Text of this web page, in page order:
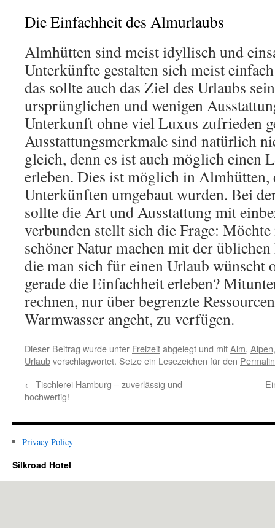
Die Einfachheit des Almurlaubs
Almhütten sind meist idyllisch und
Unterkünfte gestalten sich meist
das sollte auch das Ziel des Urlaubs
ursprünglichen und wenigen
Unterkunft ohne viel Luxus zufrieden
Ausstattungsmerkmale sind natürlich
gleich, denn es ist auch möglich einen
erleben. Dies ist möglich in
Unterkünften umgebaut wurden. Bei
sollte die Art und Ausstattung mit
verbunden stellt sich die Frage:
schöner Natur machen mit der
die man sich für einen Urlaub wünscht
gerade die Einfachheit erleben?
rechnen, nur über begrenzte
Warmwasser angeht, zu verfügen.
Dieser Beitrag wurde unter Freizeitabgelegt und mitAlm, Alpen
Urlaubverschlagwortet. Setze ein Lesezeichen für den
← Tischlerei Hamburg – zuverlässig und
hochwertig!
Privacy Policy
Silkroad Hotel